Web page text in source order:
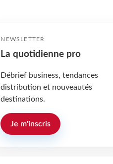
NEWSLETTER
La quotidienne pro
Débrief business, tendances
distribution et nouveautés
destinations.
Je m'inscris